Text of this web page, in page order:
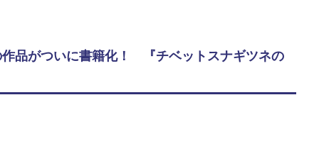
品がついに書籍化！ 『チベットスナギツネの